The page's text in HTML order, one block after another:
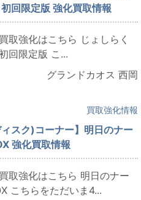
回限定版 強化買取情報
取強化はこちら じょしらく
回限定版 こ...
グランドカオス 西岡
買取強化情報
ィスク)コーナー】明日のナー
強化買取情報
取強化はこちら 明日のナー
こちらをただいま4...